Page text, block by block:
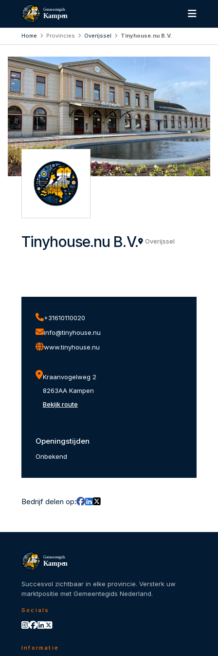
Gemeentegids
Kampen
Home Provincies Overijssel Tinyhouse.nu B.V.
Tinyhouse.nu B.V. Overijssel
+31610110020
info@tinyhouse.nu
www.tinyhouse.nu
Kraanvogelweg 2
8263AA Kampen
Bekijk route
Openingstijden
Onbekend
Bedrijf delen op:
Gemeentegids
Kampen
Succesvol zichtbaar in elke provincie. Versterk uw
marktpositie met Gemeentegids Nederland.
Socials
Informatie